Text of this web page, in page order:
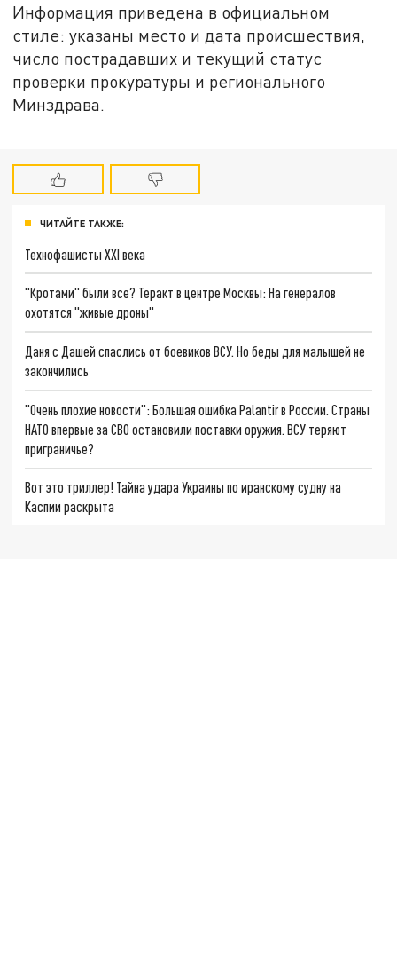
Информация приведена в официальном
стиле: указаны место и дата происшествия,
число пострадавших и текущий статус
проверки прокуратуры и регионального
Минздрава.
ЧИТАЙТЕ ТАКЖЕ:
Технофашисты XXI века
"Кротами" были все? Теракт в центре Москвы: На генералов
охотятся "живые дроны"
Даня с Дашей спаслись от боевиков ВСУ. Но беды для малышей не
закончились
"Очень плохие новости": Большая ошибка Palantir в России. Страны
НАТО впервые за СВО остановили поставки оружия. ВСУ теряют
приграничье?
Вот это триллер! Тайна удара Украины по иранскому судну на
Каспии раскрыта